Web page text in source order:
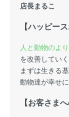
店長まるこ
【ハッピー
人と動物のよ
を改善してい
まずは生きる
動物達が幸せ
【お客さま